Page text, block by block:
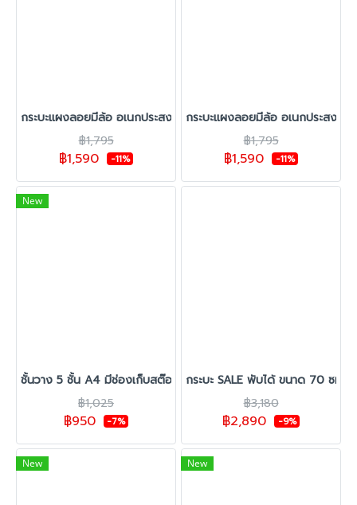
กระบะแผงลอยมีล้อ อเนกประสงค์ สีดำ
฿1,795
฿1,590 -11%
กระบะแผงลอยมีล้อ อเนกประสงค์ สี
฿1,795
฿1,590 -11%
New
ชั้นวาง 5 ชั้น A4 มีช่องเก็บสต๊อก แสงทอง
฿1,025
฿950 -7%
กระบะ SALE พับได้ ขนาด 70 ซม.
฿3,180
฿2,890 -9%
New New